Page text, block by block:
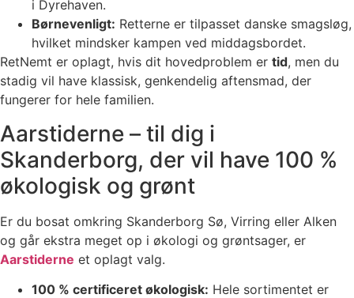
i Dyrehaven.
Børnevenligt: Retterne er tilpasset danske smagsløg,
hvilket mindsker kampen ved middagsbordet.
RetNemt er oplagt, hvis dit hovedproblem er tid, men du
stadig vil have klassisk, genkendelig aftensmad, der
fungerer for hele familien.
Aarstiderne – til dig i
Skanderborg, der vil have 100 %
økologisk og grønt
Er du bosat omkring Skanderborg Sø, Virring eller Alken
og går ekstra meget op i økologi og grøntsager, er
Aarstiderne et oplagt valg.
100 % certificeret økologisk: Hele sortimentet er